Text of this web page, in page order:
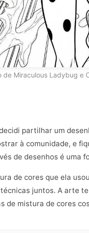
de Miraculous Ladybug e
partilhar um
à comunidade, e
de desenhos é uma
de cores que ela
juntos. A arte
de mistura de cores